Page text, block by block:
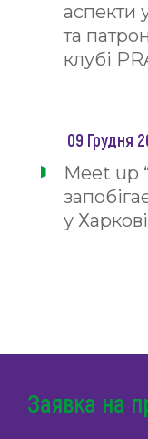
аспекти
та
клубі
09 Грудня
Meet up
у Харкові
Заявка на